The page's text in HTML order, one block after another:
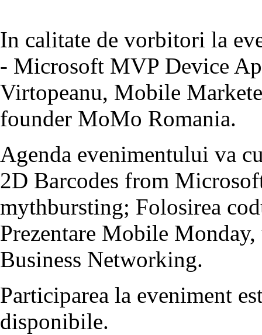
In calitate de vorbitori la
- Microsoft MVP Device
Virtopeanu, Mobile
founder MoMo Romania.
Agenda evenimentului va
2D Barcodes from
mythbursting; Folosirea
Prezentare Mobile
Business Networking.
Participarea la eveniment
disponibile.